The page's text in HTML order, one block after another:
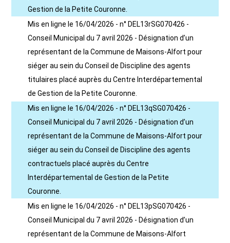
Gestion de la Petite Couronne.
Mis en ligne le 16/04/2026 - n° DEL13rSG070426 -
Conseil Municipal du 7 avril 2026 - Désignation d’un
représentant de la Commune de Maisons-Alfort pour
siéger au sein du Conseil de Discipline des agents
titulaires placé auprès du Centre Interdépartemental
de Gestion de la Petite Couronne.
Mis en ligne le 16/04/2026 - n° DEL13qSG070426 -
Conseil Municipal du 7 avril 2026 - Désignation d’un
représentant de la Commune de Maisons-Alfort pour
siéger au sein du Conseil de Discipline des agents
contractuels placé auprès du Centre
Interdépartemental de Gestion de la Petite
Couronne.
Mis en ligne le 16/04/2026 - n° DEL13pSG070426 -
Conseil Municipal du 7 avril 2026 - Désignation d’un
représentant de la Commune de Maisons-Alfort